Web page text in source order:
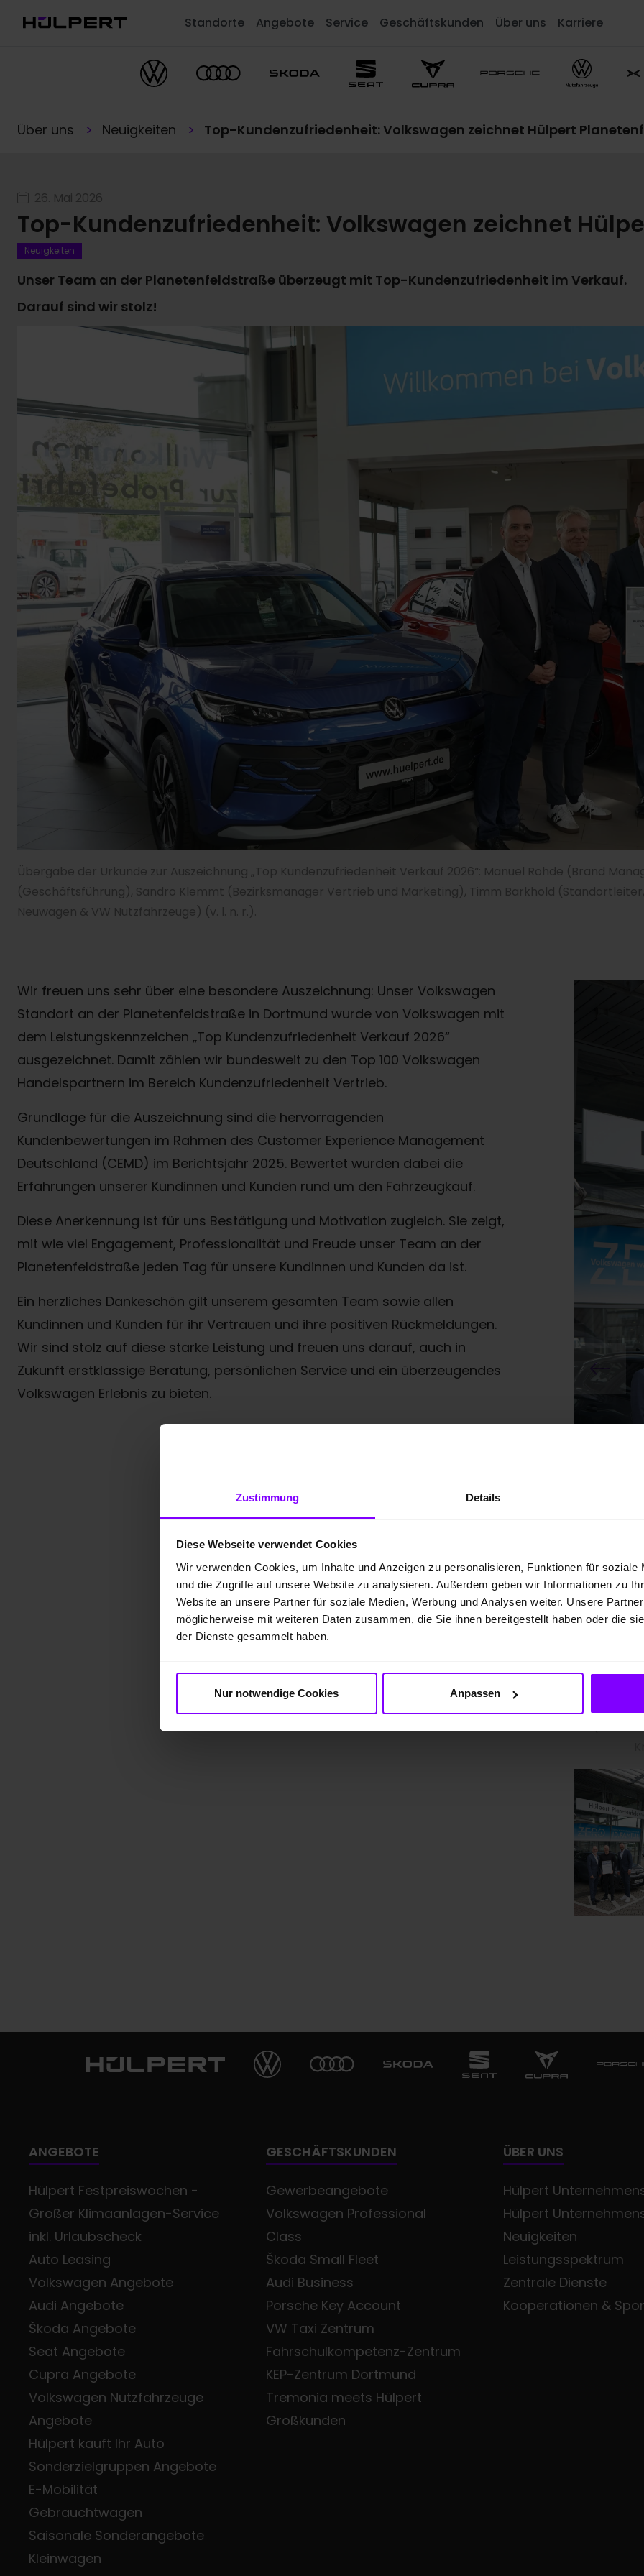
Zustimmung Details
Diese Webseite verwendet Cookies
Wir verwenden Cookies, um Inhalte und Anzeigen zu personalisieren, Funktionen für soziale
und die Zugriffe auf unsere Website zu analysieren. Außerdem geben wir Informationen zu
Website an unsere Partner für soziale Medien, Werbung und Analysen weiter. Unsere
möglicherweise mit weiteren Daten zusammen, die Sie ihnen bereitgestellt haben oder die
der Dienste gesammelt haben.
Nur notwendige Cookies Anpassen
Standorte Angebote Service Geschäftskunden Über uns Karriere
Über uns Neuigkeiten Top-Kundenzufriedenheit: Volkswagen zeichnet Hülpert
26. Mai 2026
Top-Kundenzufriedenheit: Volkswagen zeichnet
Neuigkeiten
Unser Team an der Planetenfeldstraße überzeugt mit Top-Kundenzufriedenheit im Verkauf.
Darauf sind wir stolz!
Übergabe der Urkunde zur Auszeichnung „Top Kundenzufriedenheit Verkauf 2026“: Manuel Rohde (Brand
(Geschäftsführung), Sandro Klemmt (Bezirksmanager Vertrieb und Marketing), Timm Barkhold
Neuwagen & VW Nutzfahrzeuge) (v. l. n. r.).
Wir freuen uns sehr über eine besondere Auszeichnung: Unser Volkswagen
Standort an der Planetenfeldstraße in Dortmund wurde von Volkswagen mit
dem Leistungskennzeichen „Top Kundenzufriedenheit Verkauf 2026“
ausgezeichnet. Damit zählen wir bundesweit zu den Top 100 Volkswagen
Handelspartnern im Bereich Kundenzufriedenheit Vertrieb.
Grundlage für die Auszeichnung sind die hervorragenden
Kundenbewertungen im Rahmen des Customer Experience Management
Deutschland (CEMD) im Berichtsjahr 2025. Bewertet wurden dabei die
Erfahrungen unserer Kundinnen und Kunden rund um den Fahrzeugkauf.
Diese Anerkennung ist für uns Bestätigung und Motivation zugleich. Sie zeigt,
mit wie viel Engagement, Professionalität und Freude unser Team an der
Planetenfeldstraße jeden Tag für unsere Kundinnen und Kunden da ist.
Ein herzliches Dankeschön gilt unserem gesamten Team sowie allen
Kundinnen und Kunden für ihr Vertrauen und ihre positiven Rückmeldungen.
Wir sind stolz auf diese starke Leistung und freuen uns darauf, auch in
Zukunft erstklassige Beratung, persönlichen Service und ein überzeugendes
Volkswagen Erlebnis zu bieten.
ANGEBOTE
Hülpert Festpreiswochen -
Großer Klimaanlagen-Service
inkl. Urlaubscheck
Auto Leasing
Volkswagen Angebote
Audi Angebote
Škoda Angebote
Seat Angebote
Cupra Angebote
Volkswagen Nutzfahrzeuge
Angebote
Hülpert kauft Ihr Auto
Sonderzielgruppen Angebote
E-Mobilität
Gebrauchtwagen
Saisonale Sonderangebote
Kleinwagen
GESCHÄFTSKUNDEN
Gewerbeangebote
Volkswagen Professional
Class
Škoda Small Fleet
Audi Business
Porsche Key Account
VW Taxi Zentrum
Fahrschulkompetenz-Zentrum
KEP-Zentrum Dortmund
Tremonia meets Hülpert
Großkunden
ÜBER UNS
Hülpert
Hülpert
Neuigkeiten
Leistungsspektrum
Zentrale Dienste
Kooperationen &